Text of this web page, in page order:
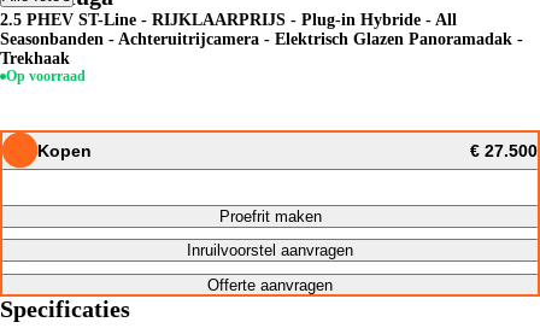
2.5 PHEV ST-Line - RIJKLAARPRIJS - Plug-in Hybride - All
Seasonbanden - Achteruitrijcamera - Elektrisch Glazen Panoramadak -
Trekhaak
Op voorraad
Kopen € 27.500
Proefrit maken
Inruilvoorstel aanvragen
Offerte aanvragen
Specificaties